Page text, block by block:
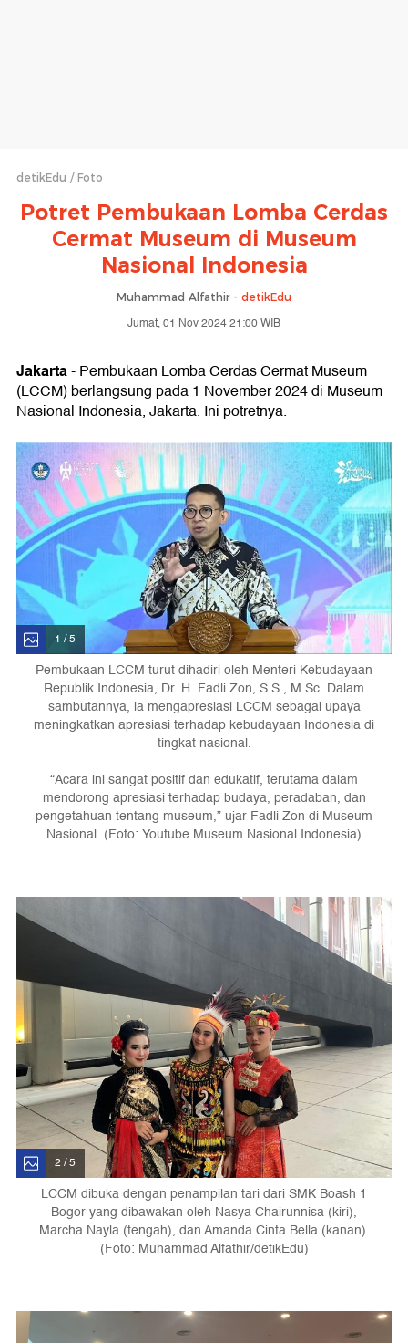
detikEdu Foto
Potret Pembukaan Lomba Cerdas
Cermat Museum di Museum
Nasional Indonesia
Muhammad Alfathir - detikEdu
Jumat, 01 Nov 2024 21:00 WIB
Jakarta- Pembukaan Lomba Cerdas Cermat Museum
(LCCM) berlangsung pada 1 November 2024 di Museum
Nasional Indonesia, Jakarta. Ini potretnya.
1 / 5
Pembukaan LCCM turut dihadiri oleh Menteri Kebudayaan
Republik Indonesia, Dr. H. Fadli Zon, S.S., M.Sc. Dalam
sambutannya, ia mengapresiasi LCCM sebagai upaya
meningkatkan apresiasi terhadap kebudayaan Indonesia di
tingkat nasional.
“Acara ini sangat positif dan edukatif, terutama dalam
mendorong apresiasi terhadap budaya, peradaban, dan
pengetahuan tentang museum,” ujar Fadli Zon di Museum
Nasional. (Foto: Youtube Museum Nasional Indonesia)
2 / 5
LCCM dibuka dengan penampilan tari dari SMK Boash 1
Bogor yang dibawakan oleh Nasya Chairunnisa (kiri),
Marcha Nayla (tengah), dan Amanda Cinta Bella (kanan).
(Foto: Muhammad Alfathir/detikEdu)